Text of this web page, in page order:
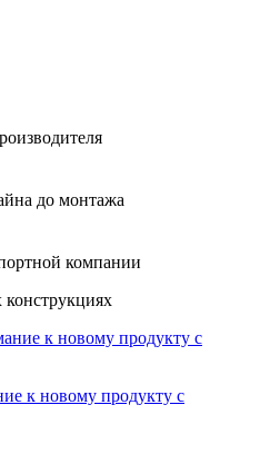
до монтажа
компании
к новому продукту с